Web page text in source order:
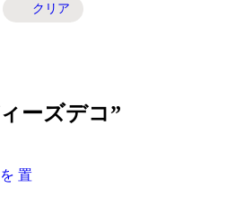
クリア
ーズデコ”